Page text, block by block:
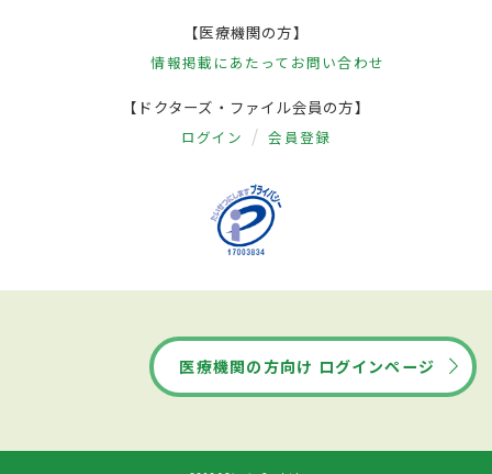
【医療機関の方】
情報掲載にあたって お問い合わせ
【ドクターズ・ファイル会員の方】
ログイン 会員登録
医療機関の方向け ログインページ